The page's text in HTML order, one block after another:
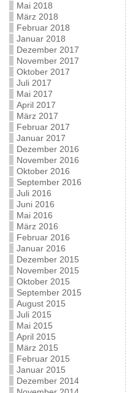
Mai 2018
März 2018
Februar 2018
Januar 2018
Dezember 2017
November 2017
Oktober 2017
Juli 2017
Mai 2017
April 2017
März 2017
Februar 2017
Januar 2017
Dezember 2016
November 2016
Oktober 2016
September 2016
Juli 2016
Juni 2016
Mai 2016
März 2016
Februar 2016
Januar 2016
Dezember 2015
November 2015
Oktober 2015
September 2015
August 2015
Juli 2015
Mai 2015
April 2015
März 2015
Februar 2015
Januar 2015
Dezember 2014